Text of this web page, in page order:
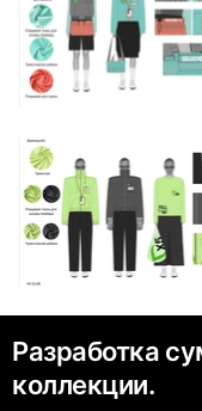
Разработка
коллекции.